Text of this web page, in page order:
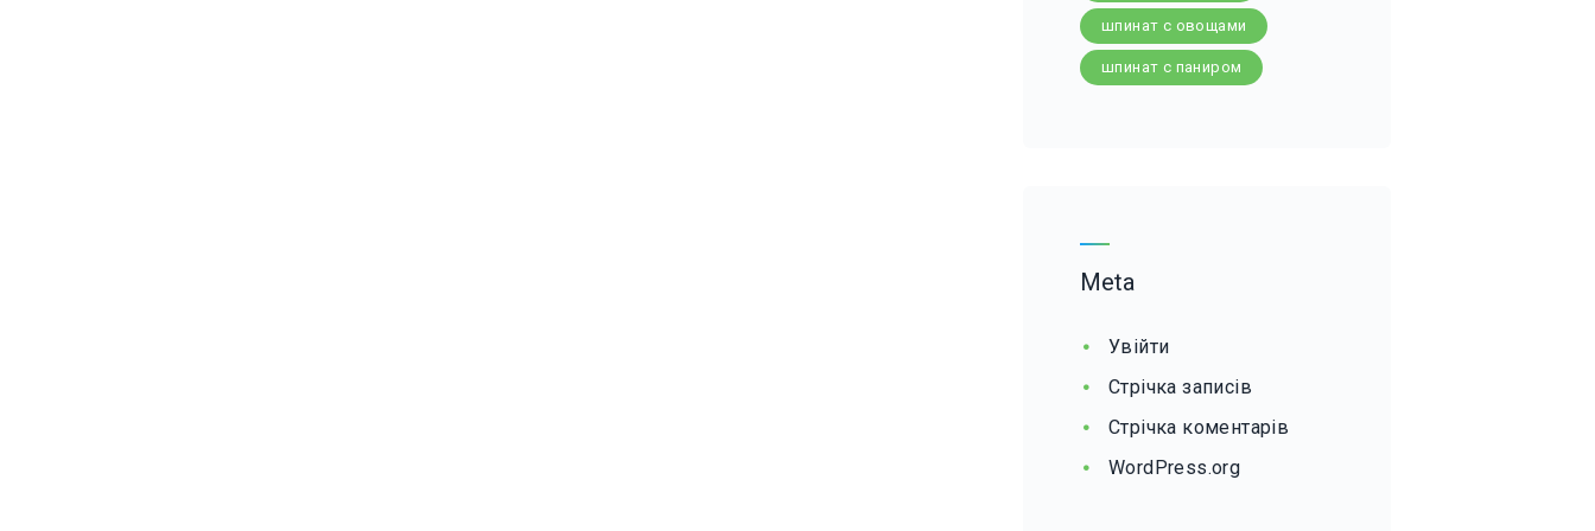
шпинат с овощами
шпинат с паниром
Meta
Увійти
Стрічка записів
Стрічка коментарів
WordPress.org